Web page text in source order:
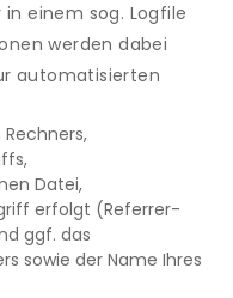
einem sog. Logfile
werden dabei
automatisierten
Datei,
erfolgt (Referrer-
ggf. das
sowie der Name Ihres